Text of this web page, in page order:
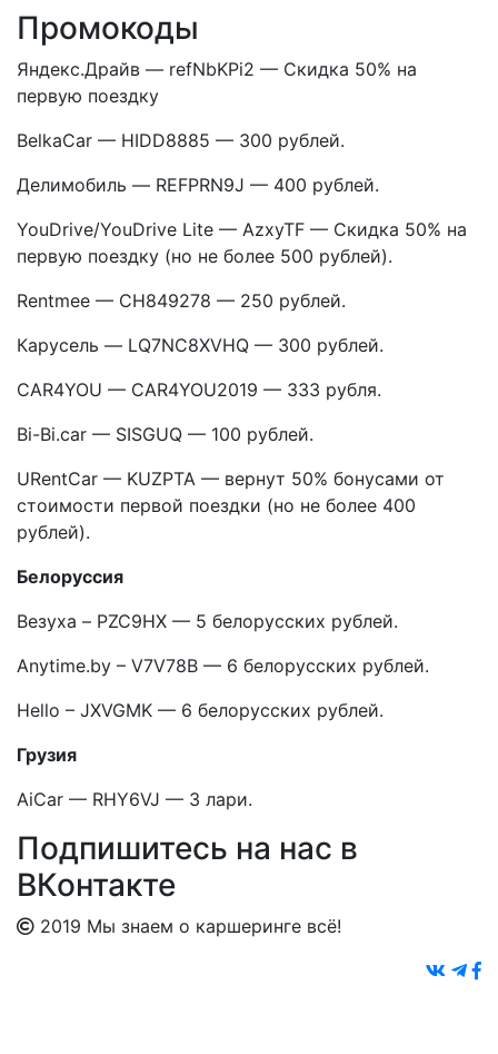
Промокоды
Яндекс.Драйв — refNbKPi2 — Скидка 50% на
первую поездку
BelkaCar — HIDD8885 — 300 рублей.
Делимобиль — REFPRN9J — 400 рублей.
YouDrive/YouDrive Lite — AzxyTF — Скидка 50% на
первую поездку (но не более 500 рублей).
Rentmee — CH849278 — 250 рублей.
Карусель — LQ7NC8XVHQ — 300 рублей.
CAR4YOU — CAR4YOU2019 — 333 рубля.
Bi-Bi.car — SISGUQ — 100 рублей.
URentCar — KUZPTA — вернут 50% бонусами от
стоимости первой поездки (но не более 400
рублей).
Белоруссия
Везуха – PZC9HX — 5 белорусских рублей.
Anytime.by – V7V78B — 6 белорусских рублей.
Hello – JXVGMK — 6 белорусских рублей.
Грузия
AiCar — RHY6VJ — 3 лари.
Подпишитесь на нас в
ВКонтакте
2019 Мы знаем о каршеринге всё!